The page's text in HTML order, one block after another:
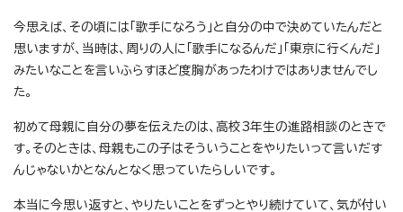
今思えば、その頃には「歌手になろう」と自分の中で決めていたんだと
思いますが、当時は、周りの人に「歌手になるんだ」「東京に行くんだ」
みたいなことを言いふらすほど度胸があったわけではありませんでし
た。
初めて母親に自分の夢を伝えたのは、高校3年生の進路相談のときで
す。そのときは、母親もこの子はそういうことをやりたいって言いだす
んじゃないかとなんとなく思っていたらしいです。
本当に今思い返すと、やりたいことをずっとやり続けていて、気が付い